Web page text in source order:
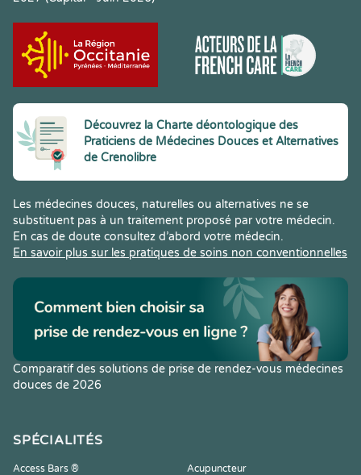
Découvrez la Charte déontologique des
Praticiens de Médecines Douces et Alternatives
de Crenolibre
Les médecines douces, naturelles ou alternatives ne se
substituent pas à un traitement proposé par votre médecin.
En cas de doute consultez d’abord votre médecin.
En savoir plus sur les pratiques de soins non conventionnelles
Comparatif des solutions de prise de rendez-vous médecines
douces de 2026
SPÉCIALITÉS
Access Bars ®
Acupuncteur